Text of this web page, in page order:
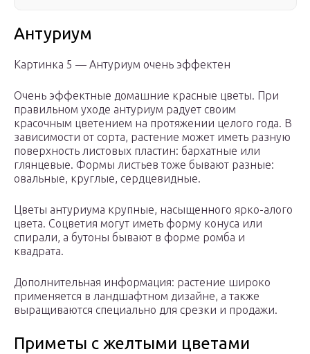
Антуриум
Картинка 5 — Антуриум очень эффектен
Очень эффектные домашние красные цветы. При
правильном уходе антуриум радует своим
красочным цветением на протяжении целого года. В
зависимости от сорта, растение может иметь разную
поверхность листовых пластин: бархатные или
глянцевые. Формы листьев тоже бывают разные:
овальные, круглые, сердцевидные.
Цветы антуриума крупные, насыщенного ярко-алого
цвета. Соцветия могут иметь форму конуса или
спирали, а бутоны бывают в форме ромба и
квадрата.
Дополнительная информация: растение широко
применяется в ландшафтном дизайне, а также
выращиваются специально для срезки и продажи.
Приметы с желтыми цветами